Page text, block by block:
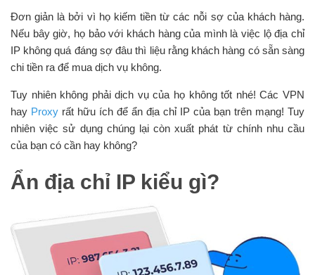
Đơn giản là bởi vì họ kiếm tiền từ các nỗi sợ của khách hàng.
Nếu bây giờ, họ bảo với khách hàng của mình là việc lộ địa chỉ
IP không quá đáng sợ đâu thì liệu rằng khách hàng có sẵn sàng
chi tiền ra để mua dịch vụ không.
Tuy nhiên không phải dịch vụ của họ không tốt nhé! Các VPN
hay Proxy rất hữu ích để ẩn địa chỉ IP của bạn trên mạng! Tuy
nhiên việc sử dụng chúng lại còn xuất phát từ chính nhu cầu
của bạn có cần hay không?
Ẩn địa chỉ IP kiểu gì?